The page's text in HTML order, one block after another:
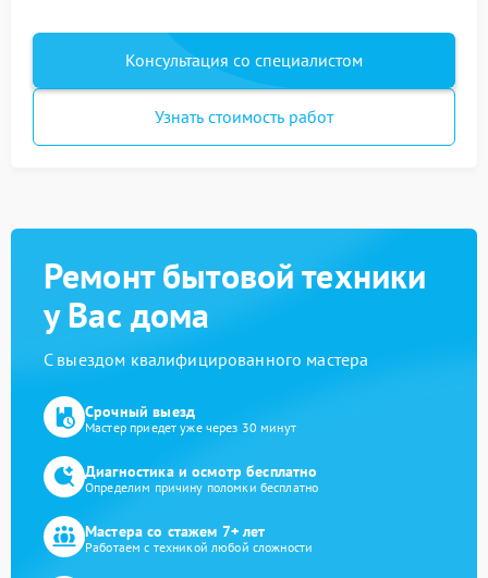
Консультация со специалистом
Узнать стоимость работ
Ремонт бытовой техники
у Вас дома
С выездом квалифицированного мастера
Срочный выезд
Мастер приедет уже через 30 минут
Диагностика и осмотр бесплатно
Определим причину поломки бесплатно
Мастера со стажем 7+ лет
Работаем с техникой любой сложности